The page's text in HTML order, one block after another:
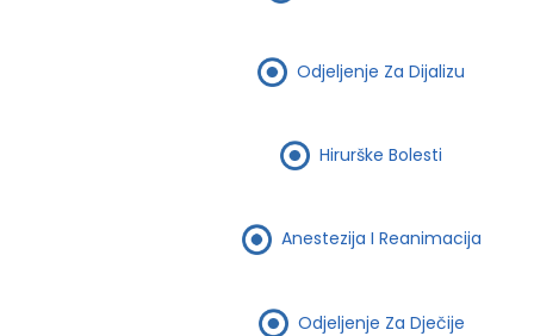
Odjeljenje Za Dijalizu
Hirurške Bolesti
Anestezija I Reanimacija
Odjeljenje Za Dječije